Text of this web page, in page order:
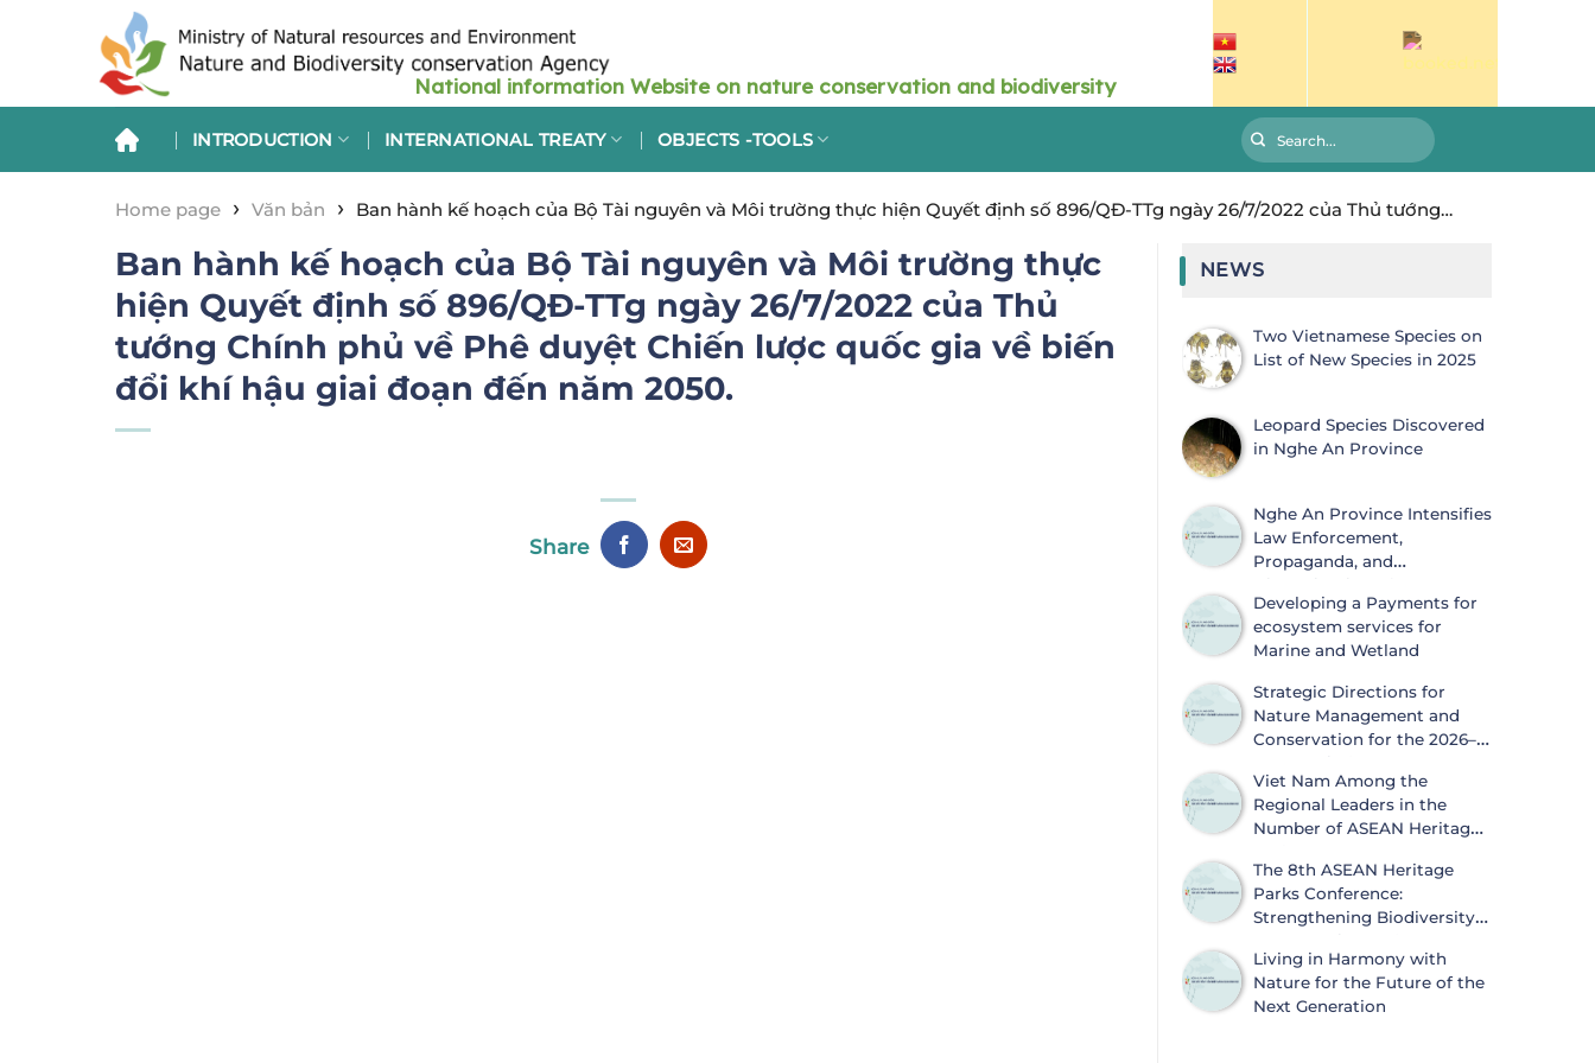
INTRODUCTION INTERNATIONAL TREATY OBJECTS -TOOLS
Home page › Văn bản › Ban hành kế hoạch của Bộ Tài nguyên và Môi trường thực hiện Quyết định số 896/QĐ-TTg ngày 26/7/2022 của Thủ tướng
Ban hành kế hoạch của Bộ Tài nguyên và Môi trường thực
hiện Quyết định số 896/QĐ-TTg ngày 26/7/2022 của Thủ
tướng Chính phủ về Phê duyệt Chiến lược quốc gia về biến
đổi khí hậu giai đoạn đến năm 2050.
Share
NEWS
Two Vietnamese Species on
List of New Species in 2025
Leopard Species Discovered
in Nghe An Province
Nghe An Province Intensifies
Law Enforcement,
Propaganda, and
Information on Biodiversity
Conservation and Wildlife Protection
Developing a Payments for
ecosystem services for
Marine and Wetland
Strategic Directions for
Nature Management and
Conservation for the 2026–
Viet Nam Among the
Regional Leaders in the
Number of ASEAN Heritage
The 8th ASEAN Heritage
Parks Conference:
Strengthening Biodiversity
Sustainable Development
Living in Harmony with
Nature for the Future of the
Next Generation